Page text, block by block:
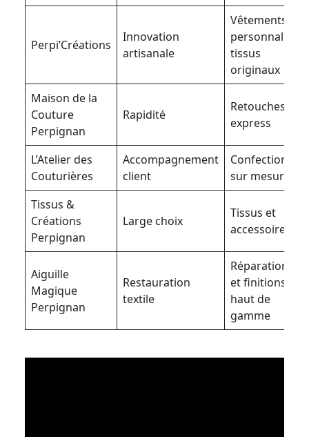
Perpi’Créations
Innovation
artisanale
Vêtements
personnalisés,
tissus
originaux
Maison de la
Couture
Perpignan
Rapidité
Retouches
express
L’Atelier des
Couturières
Accompagnement
client
Confection
sur mesure
Tissus &
Créations
Perpignan
Large choix
Tissus et
accessoires
Aiguille
Magique
Perpignan
Restauration
textile
Réparations
et finitions
haut de
gamme